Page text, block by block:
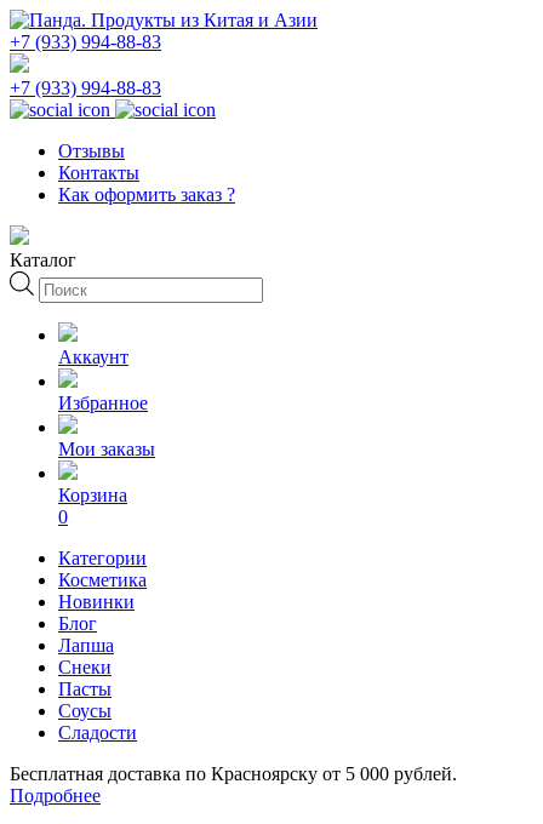
+7 (933) 994-88-83
+7 (933) 994-88-83
Отзывы
Контакты
Как оформить заказ ?
Каталог
Поиск
товаров
Аккаунт
Избранное
Мои заказы
Корзина
0
Категории
Косметика
Новинки
Блог
Лапша
Снеки
Пасты
Соусы
Сладости
Бесплатная доставка по Красноярску от 5 000 рублей.
Подробнее